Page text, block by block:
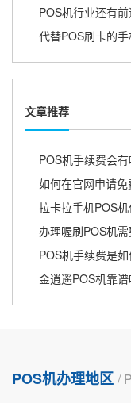
POS机行业还有
代替POS刷卡的
文章推荐
POS机手续费会
如何在官网申请
拉卡拉手机POS
办理喔刷POS机
POS机手续费是
金逍遥POS机靠
POS机办理地区 /